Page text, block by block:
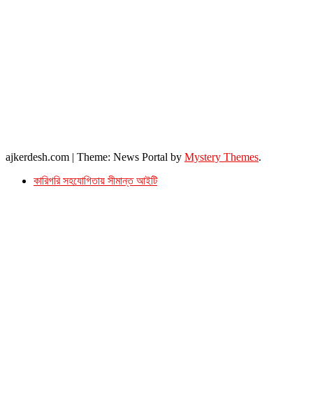
ajkerdesh.com | Theme: News Portal by Mystery Themes.
কারিগরি সহযোগিতায় সীমান্ত আইটি